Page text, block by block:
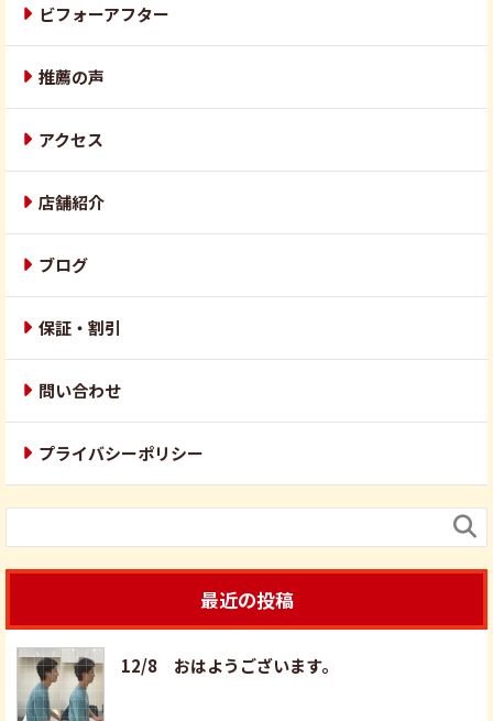
ビフォーアフター
推薦の声
アクセス
店舗紹介
ブログ
保証・割引
問い合わせ
プライバシーポリシー

最近の投稿
12/8 おはようございます。